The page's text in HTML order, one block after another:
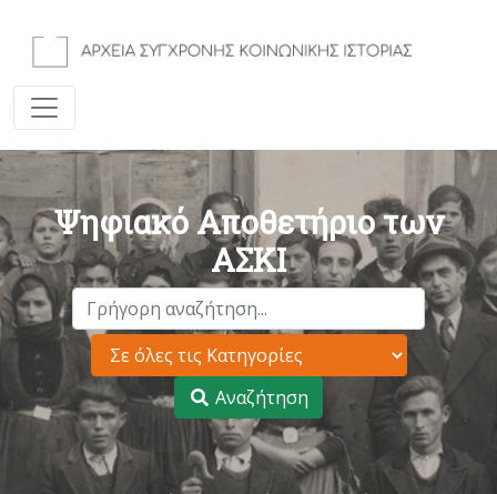
Ψηφιακό Αποθετήριο των
ΑΣΚΙ
Αναζήτηση